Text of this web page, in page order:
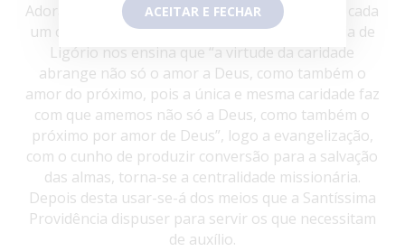
ACEITAR E FECHAR
Adoradora da Misericórdia é chamada a olhar a cada
um como ao próprio Cristo. Santo Afonso Maria de
Ligório nos ensina que “a virtude da caridade
abrange não só o amor a Deus, como também o
amor do próximo, pois a única e mesma caridade faz
com que amemos não só a Deus, como também o
próximo por amor de Deus”, logo a evangelização,
com o cunho de produzir conversão para a salvação
das almas, torna-se a centralidade missionária.
Depois desta usar-se-á dos meios que a Santíssima
Providência dispuser para servir os que necessitam
de auxílio.